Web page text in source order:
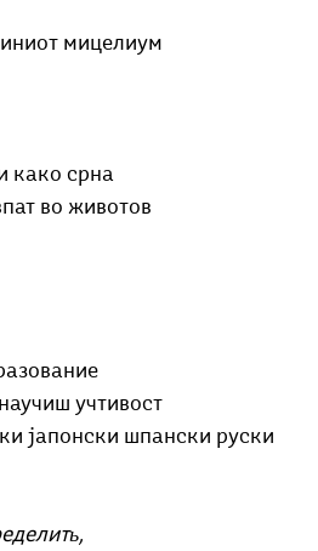
мицелиум
како срна
во животов
учтивост
јапонски шпански руски